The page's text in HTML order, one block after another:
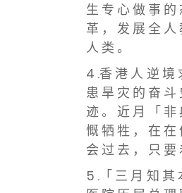
生 专 心 做 事 的
革 ， 发 展 全 人
人 类 。
4 .香 港 人 逆 境
患 旱 灾 的 奋 斗
迹 。 近 月 「 非
慨 牺 牲 ， 在 在
会 过 去 ， 只 要
5 .「 三 月 知 其